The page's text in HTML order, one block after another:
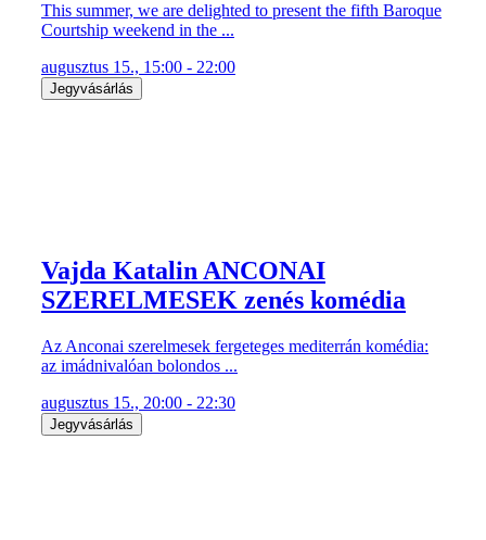
This summer, we are delighted to present the fifth Baroque
Courtship weekend in the ...
augusztus 15., 15:00 - 22:00
Jegyvásárlás
Vajda Katalin ANCONAI
SZERELMESEK zenés komédia
Az Anconai szerelmesek fergeteges mediterrán komédia:
az imádnivalóan bolondos ...
augusztus 15., 20:00 - 22:30
Jegyvásárlás